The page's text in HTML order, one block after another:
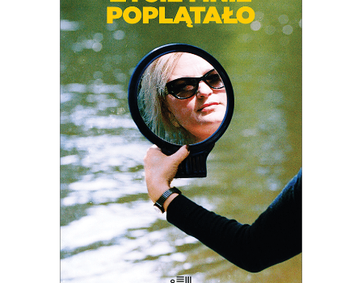
legendarnego reportażuJak Emilię z
Kalabrii od złej pani wykradłami
współtwórczyni (razem z mężem
Jerzym Morawskim) głośnych seriali
dokumentalnychChłopaki do wzięcia,
Serce z węgla, czyBallada o lekkim
zabarwieniu erotycznym– przez całe
życie wsłuchiwała się w głosy ludzi,
których Polska transformacji
pozostawiła na marginesie.
58.50zł 38.03zł
KSIĄŻKA DO KOSZYKA